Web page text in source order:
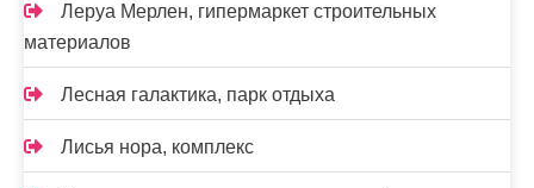
Леруа Мерлен, гипермаркет строительных
материалов
Лесная галактика, парк отдыха
Лисья нора, комплекс